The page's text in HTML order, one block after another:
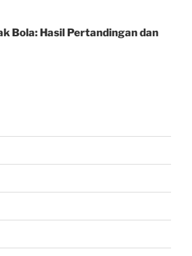
Bola: Hasil Pertandingan dan